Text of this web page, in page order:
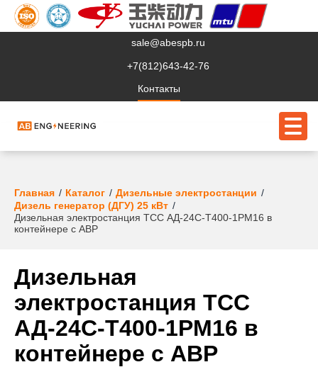
sale@abespb.ru
+7(812)643-42-76
Контакты
О компании
Клиентам
Сервис
Судовое ЭО
Проекты
Главная Каталог
Дизельные электростанции
Дизель генератор (ДГУ) 25 кВт
Дизельная электростанция ТСС АД-24С-Т400-1РМ16 в
контейнере с АВР
Дизельная
электростанция ТСС
АД-24С-Т400-1РМ16 в
контейнере с АВР